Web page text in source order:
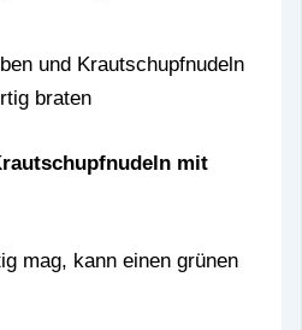
und Krautschupfnudeln
braten
mit
mag, kann einen grünen